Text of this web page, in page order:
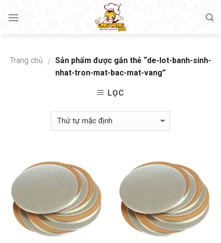
Trang chủ / Sản phẩm được gắn thẻ “de-lot-banh-sinh-
nhat-tron-mat-bac-mat-vang”
LỌC